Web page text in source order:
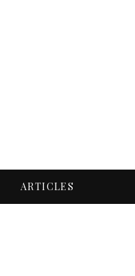
ARTICLES